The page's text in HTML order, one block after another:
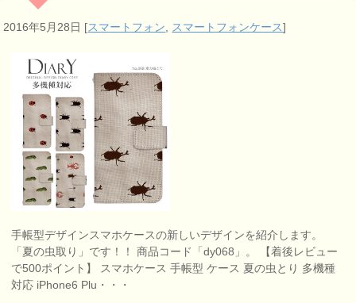
2016年5月28日 [スマートフォン, スマートフォンケース]
手帳型デザインスマホケースの新しいデザインを紹介します。
「夏の虫取り」です！！ 商品コード「dy068」。 【着後レビュー
で500ポイント】 スマホケース 手帳型 ケース 夏の虫とり 多機種
対応 iPhone6 Plu・・・